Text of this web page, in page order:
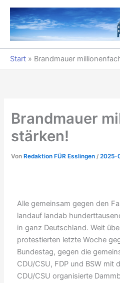
Zum
Inhalt
springen
Start » Brandmauer
Brandmauer
stärken!
Von Redaktion FÜR Esslingen/2025-
Alle gemeinsam gegen den
landauf landab
in ganz Deutschland. Weit
protestierten letzte Woche
Bundestag, gegen die
CDU/CSU, FDP und BSW mit
CDU/CSU organisierte